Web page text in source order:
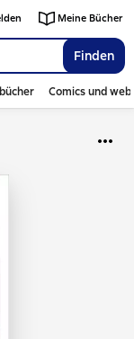
Finden
Meine Bücher
Comics und